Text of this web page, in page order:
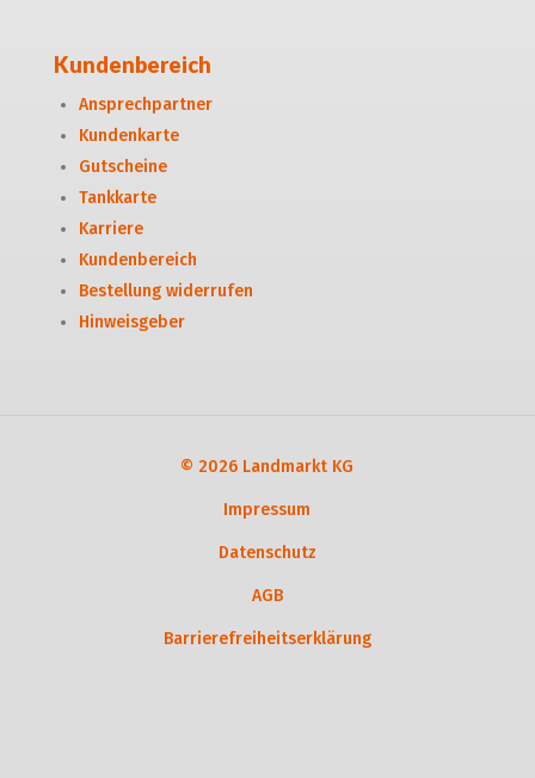
Kundenbereich
Ansprechpartner
Kundenkarte
Gutscheine
Tankkarte
Karriere
Kundenbereich
Bestellung widerrufen
Hinweisgeber
© 2026 Landmarkt KG
Impressum
Datenschutz
AGB
Barrierefreiheitserklärung